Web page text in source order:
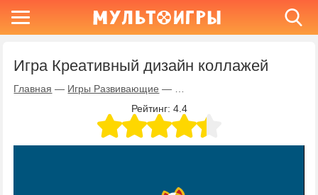
Игра Креативный дизайн коллажей
Главная — Игры Развивающие —
Рейтинг: 4.4